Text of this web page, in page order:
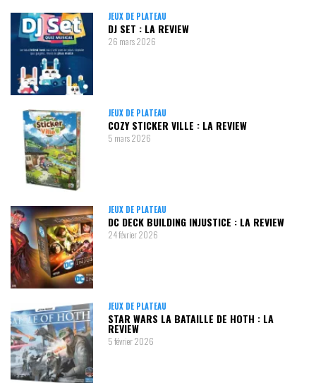
JEUX DE PLATEAU
DJ SET : LA REVIEW
26 mars 2026
JEUX DE PLATEAU
COZY STICKER VILLE : LA REVIEW
5 mars 2026
JEUX DE PLATEAU
DC DECK BUILDING INJUSTICE : LA REVIEW
24 février 2026
JEUX DE PLATEAU
STAR WARS LA BATAILLE DE HOTH : LA
REVIEW
5 février 2026